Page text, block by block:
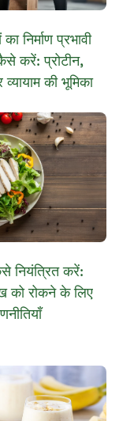
निर्माण प्रभावी
करें: प्रोटीन,
की भूमिका
नियंत्रित करें:
को रोकने के लिए